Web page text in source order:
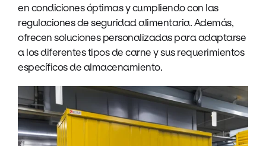
en condiciones óptimas y cumpliendo con las
regulaciones de seguridad alimentaria. Además,
ofrecen soluciones personalizadas para adaptarse
a los diferentes tipos de carne y sus requerimientos
específicos de almacenamiento.